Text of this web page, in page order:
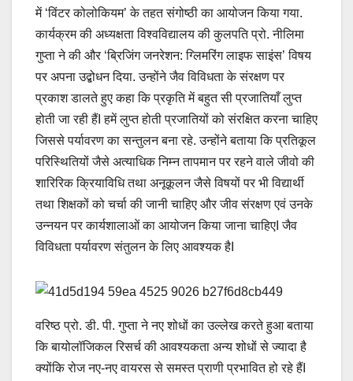
में ‘विंटर कोलोकियम’ के तहत संगोष्ठी का आयोजन किया गया.
कार्यक्रम की अध्यक्षता विश्वविद्यालय की कुलपति प्रो. नीलिमा
गुप्ता ने की और ‘ब्रिजिंग जनरेशन: ग्लिमरिंग लाइफ साइंस’ विषय
पर अपना उद्बोधन दिया. उन्होंने जैव विविधता के संरक्षण पर
प्रकाश डालते हुए कहा कि प्रकृति में बहुत सी प्रजातियाँ लुप्त
होती जा रही हैंI हमें लुप्त होती प्रजातियों को संरक्षित करना चाहिए
जिससे पर्यावरण का सन्तुलन बना रहे. उन्होंने बताया कि प्रतिकूल
परिस्थितियों जैसे अत्याधिक निम्न तापमान पर रहने वाले जीवो की
शारिरिक क्रियाविधि तथा अनूकूलन जैसे विषयों पर भी विद्यार्थी
तथा शिक्षकों को चर्चा की जानी चाहिए और जीव संरक्षण एवं उनके
उन्नयन पर कार्यशालाओं का आयोजन किया जाना चाहिएI जैव
विविधता पर्यावरण संतुलन के लिए आवश्यक हैI
वरिष्ठ प्रो. डी. पी. गुप्ता ने नए शोधों का उल्लेख करते हुआ बताया
कि बायोलॉजिकल रिसर्च की आवश्यकता अन्य शोधों से ज्यादा है
क्योंकि रोज नए-नए वायरस से समस्त प्राणी प्रभावित हो रहे हैंI